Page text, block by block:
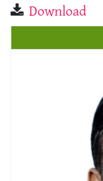
Download